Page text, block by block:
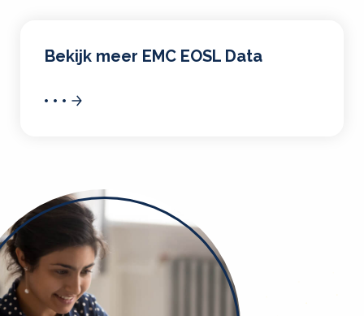
Bekijk meer EMC EOSL Data